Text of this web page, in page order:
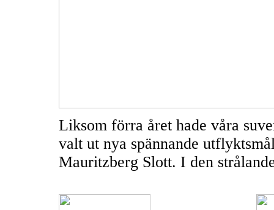
Liksom förra året hade våra
valt ut nya spännande
Mauritzberg Slott. I den